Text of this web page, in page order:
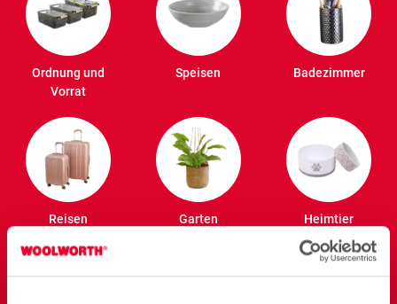
Ordnung und
Vorrat
Speisen Badezimmer
Reisen Garten Heimtier